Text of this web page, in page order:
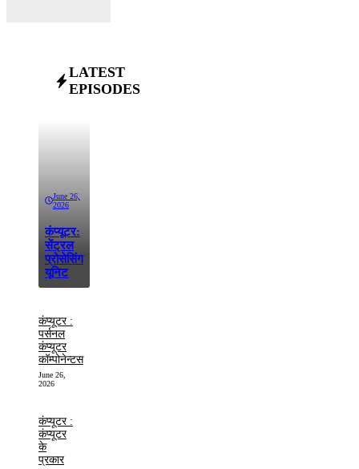
LATEST
EPISODES
June 26,
2026
कंप्यूटर:
सेंट्रल
प्रोसेसिंग
यूनिट
कंप्यूटर :
पर्सनल
कंप्यूटर
कॉम्पोनेन्टस
June 26,
2026
कंप्यूटर :
कंप्यूटर
के
प्रकार